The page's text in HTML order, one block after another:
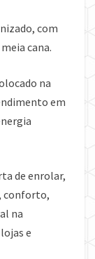
com
cana.
na
em
de enrolar,
conforto,
na
e